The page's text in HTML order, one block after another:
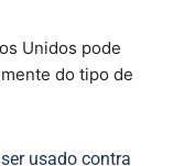
Unidos pode
do tipo de
usado contra